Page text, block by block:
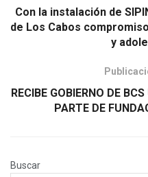
Con la instalación de
de Los Cabos
y
RECIBE GOBIERNO DE
PARTE DE
Buscar